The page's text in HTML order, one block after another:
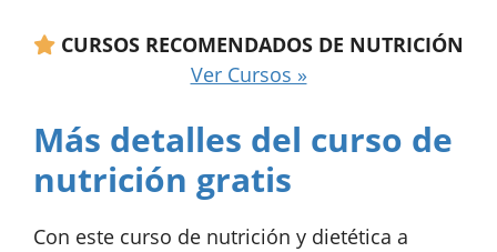
CURSOS RECOMENDADOS DE NUTRICIÓN
Ver Cursos »
Más detalles del curso de
nutrición gratis
Con este curso de nutrición y dietética a